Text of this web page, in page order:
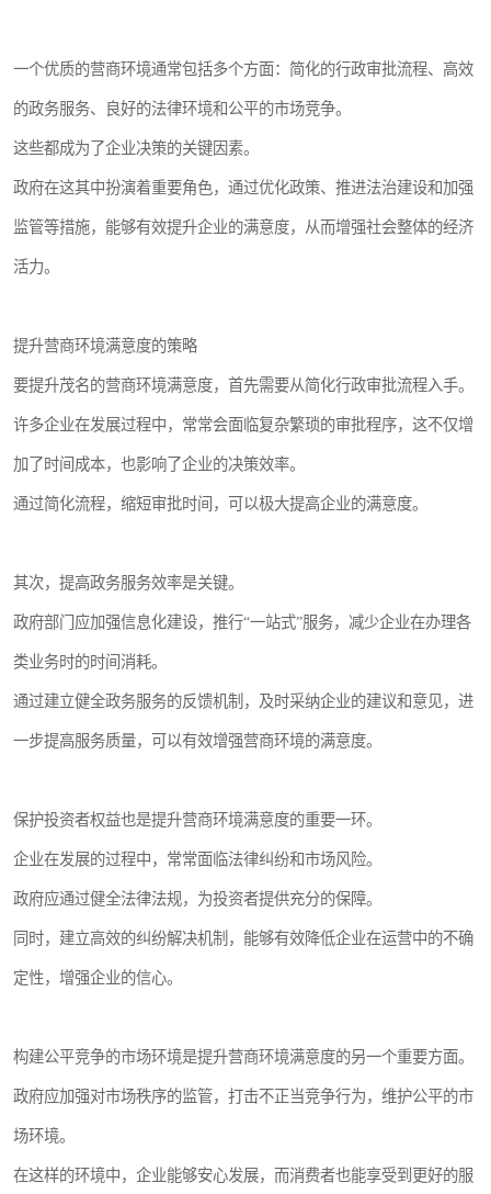
一个优质的营商环境通常包括多个方面：简化的行政审批流程、高效
的政务服务、良好的法律环境和公平的市场竞争。
这些都成为了企业决策的关键因素。
政府在这其中扮演着重要角色，通过优化政策、推进法治建设和加强
监管等措施，能够有效提升企业的满意度，从而增强社会整体的经济
活力。
提升营商环境满意度的策略
要提升茂名的营商环境满意度，首先需要从简化行政审批流程入手。
许多企业在发展过程中，常常会面临复杂繁琐的审批程序，这不仅增
加了时间成本，也影响了企业的决策效率。
通过简化流程，缩短审批时间，可以极大提高企业的满意度。
其次，提高政务服务效率是关键。
政府部门应加强信息化建设，推行“一站式”服务，减少企业在办理各
类业务时的时间消耗。
通过建立健全政务服务的反馈机制，及时采纳企业的建议和意见，进
一步提高服务质量，可以有效增强营商环境的满意度。
保护投资者权益也是提升营商环境满意度的重要一环。
企业在发展的过程中，常常面临法律纠纷和市场风险。
政府应通过健全法律法规，为投资者提供充分的保障。
同时，建立高效的纠纷解决机制，能够有效降低企业在运营中的不确
定性，增强企业的信心。
构建公平竞争的市场环境是提升营商环境满意度的另一个重要方面。
政府应加强对市场秩序的监管，打击不正当竞争行为，维护公平的市
场环境。
在这样的环境中，企业能够安心发展，而消费者也能享受到更好的服